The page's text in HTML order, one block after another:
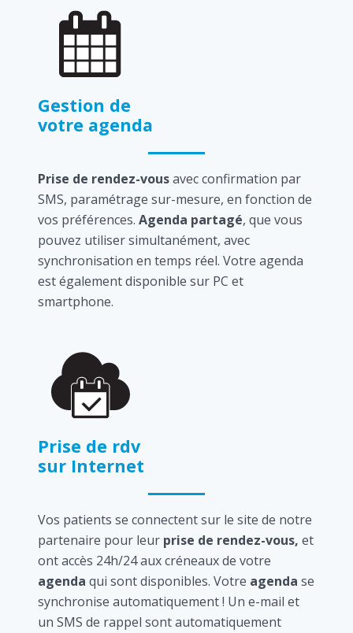
Gestion de
votre agenda
Prise de rendez-vousavec confirmation par
SMS, paramétrage sur-mesure, en fonction de
vos préférences. Agenda partagé, que vous
pouvez utiliser simultanément, avec
synchronisation en temps réel. Votre agenda
est également disponible sur PC et
smartphone.
Prise de rdv
sur Internet
Vos patients se connectent sur le site de notre
partenaire pour leur prise de rendez-vous, et
ont accès 24h/24 aux créneaux de votre
agenda qui sont disponibles. Votre agenda se
synchronise automatiquement ! Un e-mail et
un SMS de rappel sont automatiquement